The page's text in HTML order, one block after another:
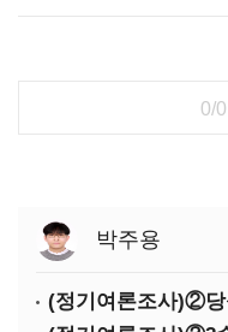
0/0
박주용